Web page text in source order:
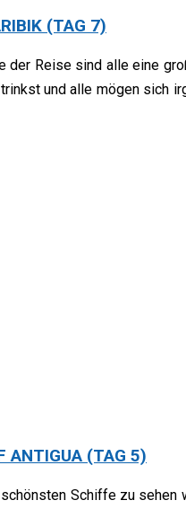
(TAG 7)
der Reise sind alle eine
und alle mögen sich
ANTIGUA (TAG 5)
Schiffe zu